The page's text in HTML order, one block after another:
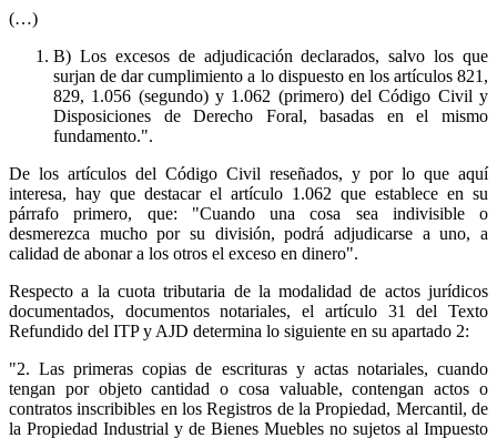
(…)
B) Los excesos de adjudicación declarados, salvo los que
surjan de dar cumplimiento a lo dispuesto en los artículos 821,
829, 1.056 (segundo) y 1.062 (primero) del Código Civil y
Disposiciones de Derecho Foral, basadas en el mismo
fundamento.".
De los artículos del Código Civil reseñados, y por lo que aquí
interesa, hay que destacar el artículo 1.062 que establece en su
párrafo primero, que: "Cuando una cosa sea indivisible o
desmerezca mucho por su división, podrá adjudicarse a uno, a
calidad de abonar a los otros el exceso en dinero".
Respecto a la cuota tributaria de la modalidad de actos jurídicos
documentados, documentos notariales, el artículo 31 del Texto
Refundido del ITP y AJD determina lo siguiente en su apartado 2:
"2. Las primeras copias de escrituras y actas notariales, cuando
tengan por objeto cantidad o cosa valuable, contengan actos o
contratos inscribibles en los Registros de la Propiedad, Mercantil, de
la Propiedad Industrial y de Bienes Muebles no sujetos al Impuesto